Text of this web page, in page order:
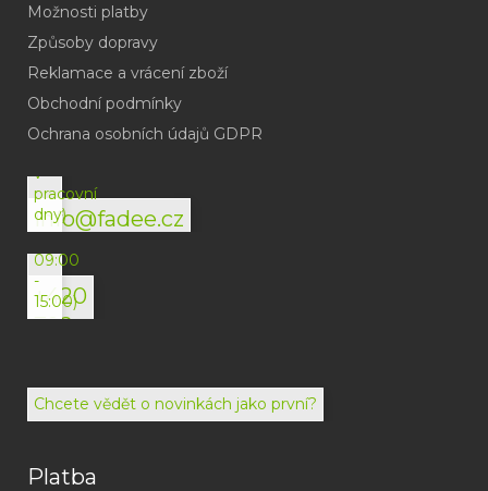
Možnosti platby
Způsoby dopravy
Reklamace a vrácení zboží
Obchodní podmínky
Ochrana osobních údajů GDPR
info@fadee.cz
(odpověď
do
v
pracovní
dny)
+420
792
072
(Po-
09:00
-
15:00)
Chcete vědět o novinkách jako první?
Platba